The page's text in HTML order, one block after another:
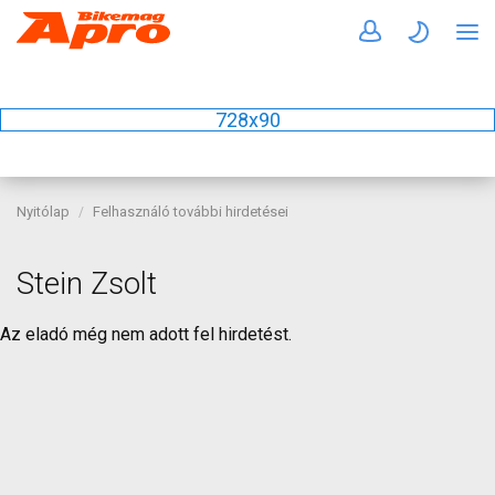
728x90
Nyitólap Felhasználó további hirdetései
Stein Zsolt
Az eladó még nem adott fel hirdetést.